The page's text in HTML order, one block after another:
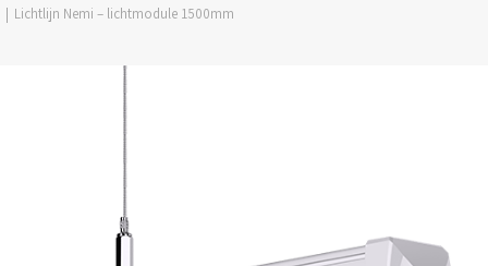
BUDGET ASSORTIMENT
OUTLED ASSORTIMENT
Lichtlijn Nemi – lichtmodule 1500mm